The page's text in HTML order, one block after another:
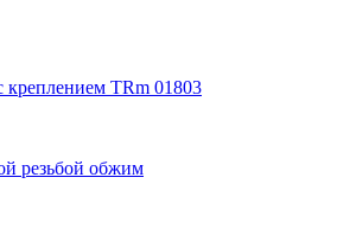
резьбой обжим